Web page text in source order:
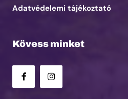
Adatvédelemi tájékoztató
Kövess minket